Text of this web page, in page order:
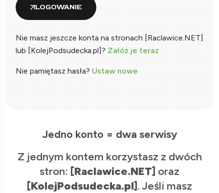
LOGOWANIE
Nie masz jeszcze konta na stronach [Raclawice.NET]
lub [KolejPodsudecka.pl]? Załóż je teraz
Nie pamiętasz hasła? Ustaw nowe
Jedno konto = dwa serwisy
Z jednym kontem korzystasz z dwóch
stron: [Raclawice.NET] oraz
[KolejPodsudecka.pl]. Jeśli masz